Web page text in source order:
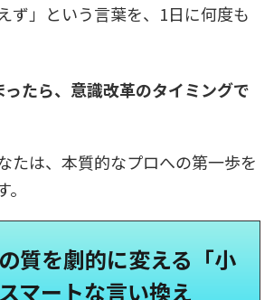
ず」という言葉を、1日に何度も
たら、意識改革のタイミングで
たは、本質的なプロへの第一歩を
質を劇的に変える「小
マートな言い換え